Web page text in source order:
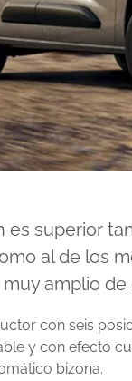
es superior
al de los
amplio
con seis
y con efecto
bizona.